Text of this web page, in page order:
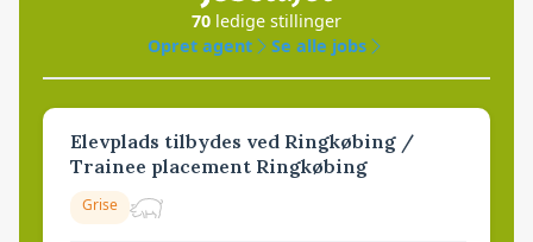
70 ledige stillinger
Opret agent
Se alle jobs
Elevplads tilbydes ved Ringkøbing /
Trainee placement Ringkøbing
Grise